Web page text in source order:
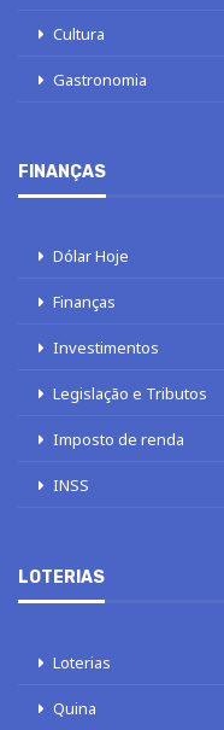
Cultura
Gastronomia
FINANÇAS
Dólar Hoje
Finanças
Investimentos
Legislação e Tributos
Imposto de renda
INSS
LOTERIAS
Loterias
Quina